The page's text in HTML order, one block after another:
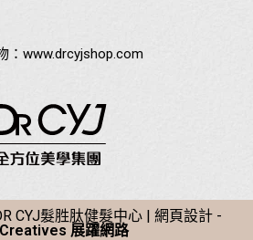
： www.drcyjshop.com
CYJ髮胜肽健髮中心 | 網頁設計 -
展躍網路